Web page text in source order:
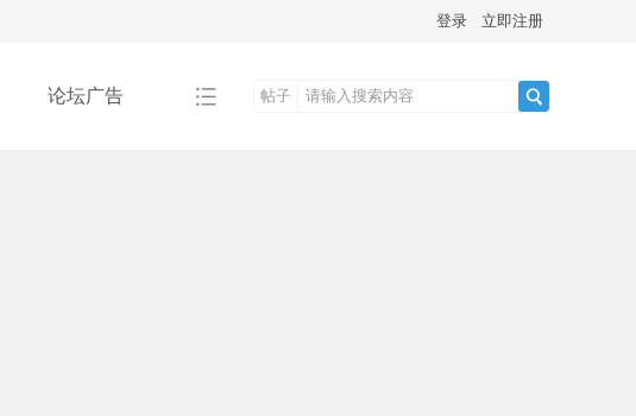
登录 立即注册
论坛广告 帖子